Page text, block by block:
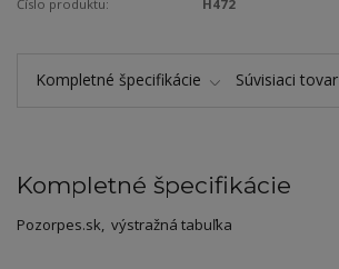
Číslo produktu: H472
Kompletné špecifikácie Súvisiaci tovar
Kompletné špecifikácie
Pozorpes.sk, výstražná tabuľka